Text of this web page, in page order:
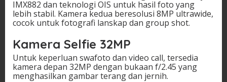
IMX882 dan teknologi OIS untuk hasil foto yang
lebih stabil. Kamera kedua beresolusi 8MP ultrawide,
cocok untuk fotografi lanskap dan group shot.
Kamera Selfie 32MP
Untuk keperluan swafoto dan video call, tersedia
kamera depan 32MP dengan bukaan f/2.45 yang
menghasilkan gambar terang dan jernih.